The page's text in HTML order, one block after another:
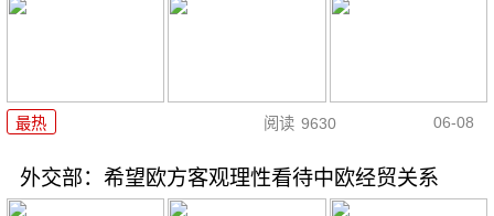
最热 阅读 9630 06-08
外交部：希望欧方客观理性看待中欧经贸关系